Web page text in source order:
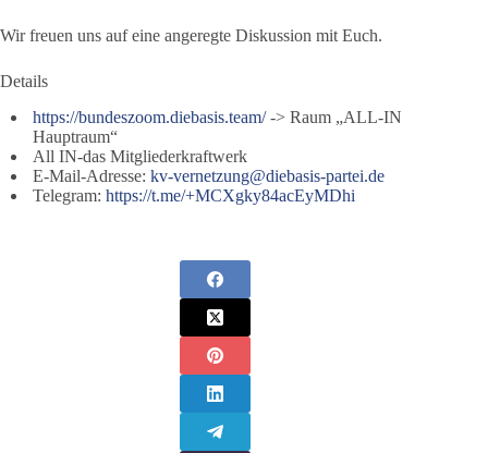
Wir freuen uns auf eine angeregte Diskussion mit Euch.
Details
https://bundeszoom.diebasis.team/-> Raum „ALL-IN
Hauptraum“
All IN-das Mitgliederkraftwerk
E-Mail-Adresse:kv-vernetzung@diebasis-partei.de
Telegram:https://t.me/+MCXgky84acEyMDhi